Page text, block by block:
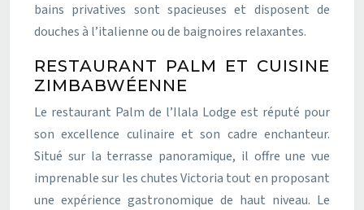
bains privatives sont spacieuses et disposent de
douches à l’italienne ou de baignoires relaxantes.
RESTAURANT PALM ET CUISINE
ZIMBABWÉENNE
Le restaurant Palm de l’Ilala Lodge est réputé pour
son excellence culinaire et son cadre enchanteur.
Situé sur la terrasse panoramique, il offre une vue
imprenable sur les chutes Victoria tout en proposant
une expérience gastronomique de haut niveau. Le